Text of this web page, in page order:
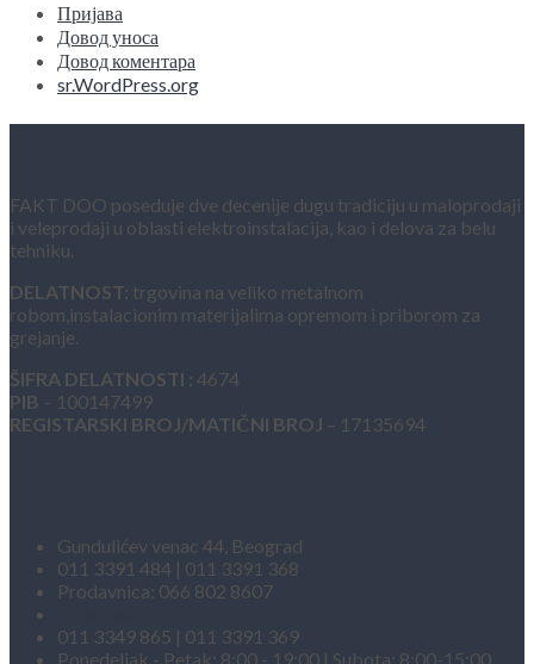
Пријава
Довод уноса
Довод коментара
sr.WordPress.org
FAKT DOO poseduje dve decenije dugu tradiciju u maloprodaji
i veleprodaji u oblasti elektroinstalacija, kao i delova za belu
tehniku.
DELATNOST: trgovina na veliko metalnom
robom,instalacionim materijalima opremom i priborom za
grejanje.
ŠIFRA DELATNOSTI : 4674
PIB – 100147499
REGISTARSKI BROJ/MATIČNI BROJ – 17135694
Gundulićev venac 44, Beograd
011 3391 484 | 011 3391 368
Prodavnica: 066 802 8607
011 3349 865 | 011 3391 369
Ponedeljak - Petak: 8:00 - 19:00 | Subota: 8:00-15:00